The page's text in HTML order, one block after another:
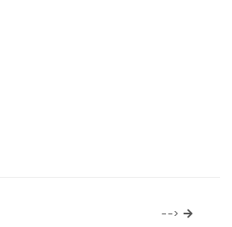
--> -->